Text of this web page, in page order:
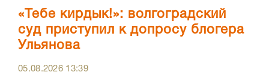
«Тебе кирдык!»: волгоградский
суд приступил к допросу блогера
Ульянова
05.08.2026 13:39